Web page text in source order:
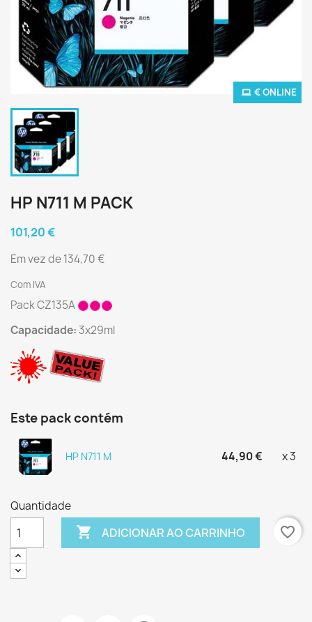
€ ONLINE
HP N711 M PACK
101,20 €
Em vez de 134,70 €
Com IVA
Pack CZ135A
Capacidade: 3x29ml
Este pack contém
HP N711 M 44,90 € x 3
Quantidade
 ADICIONAR AO CARRINHO favorite_border